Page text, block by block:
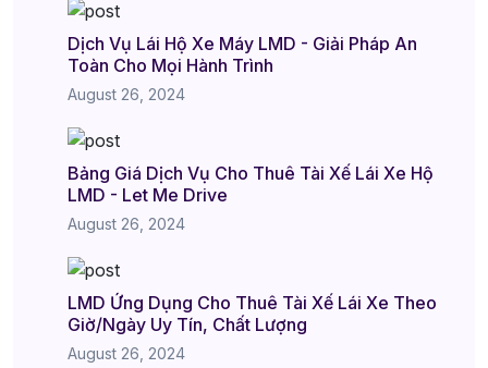
Dịch Vụ Lái Hộ Xe Máy LMD - Giải Pháp An
Toàn Cho Mọi Hành Trình
August 26, 2024
Bảng Giá Dịch Vụ Cho Thuê Tài Xế Lái Xe Hộ
LMD - Let Me Drive
August 26, 2024
LMD Ứng Dụng Cho Thuê Tài Xế Lái Xe Theo
Giờ/Ngày Uy Tín, Chất Lượng
August 26, 2024